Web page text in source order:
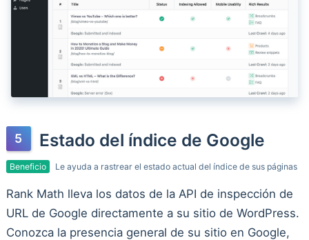
Estado del índice de Google
Beneficio Le ayuda a rastrear el estado actual del índice de sus páginas
Rank Math lleva los datos de la API de inspección de
URL de Google directamente a su sitio de WordPress.
Conozca la presencia general de su sitio en Google,